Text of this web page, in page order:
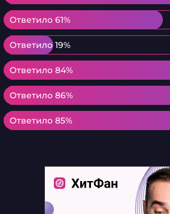
Ответило 61%
Ответило 61%
Ответило 19%
Ответило 19%
Ответило 84%
Ответило 84%
Ответило 86%
Ответило 86%
Ответило 85%
Ответило 85%